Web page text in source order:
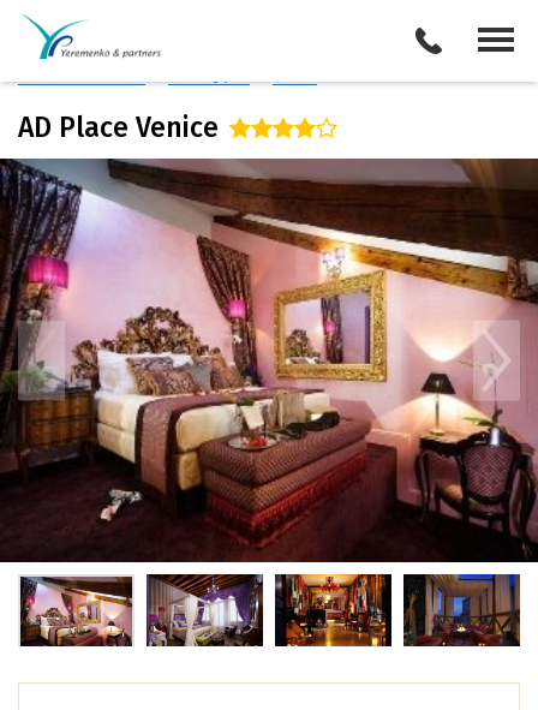
Италия
AD Place Venice